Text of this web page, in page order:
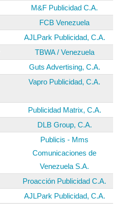
M&F Publicidad C.A.
FCB Venezuela
AJLPark Publicidad, C.A.
TBWA / Venezuela
Guts Advertising, C.A.
Vapro Publicidad, C.A.
Publicidad Matrix, C.A.
DLB Group, C.A.
Publicis - Mms
Comunicaciones de
Venezuela S.A.
Proacción Publicidad C.A.
AJLPark Publicidad, C.A.